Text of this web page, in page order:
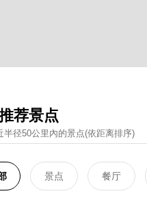
荐景点
半径50公里內的景点(依距离排序)
景点 餐厅